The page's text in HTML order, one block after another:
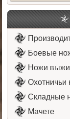
Боевые
Ножи
Охотничьи
Складные
Мачете